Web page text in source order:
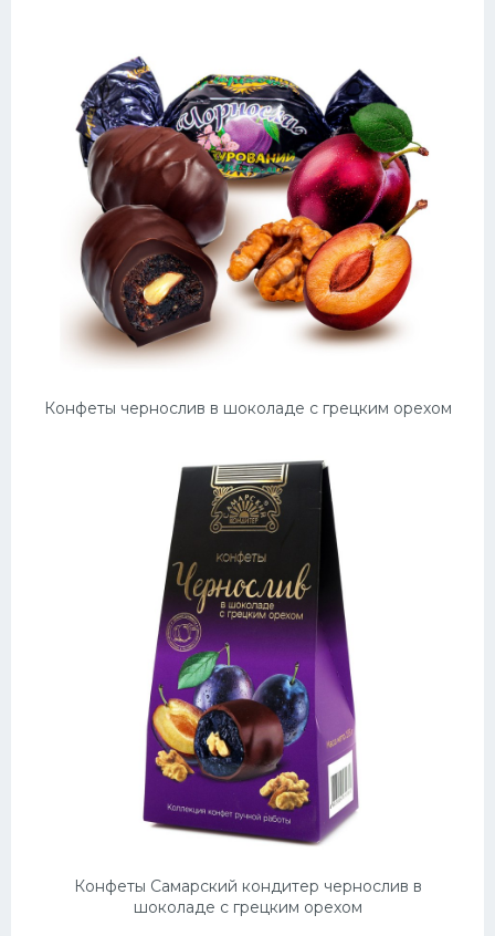
Конфеты чернослив в шоколаде с грецким орехом
Конфеты Самарский кондитер чернослив в
шоколаде с грецким орехом